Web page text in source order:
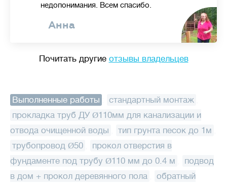
недопонимания. Всем спасибо.
Анна
Почитать другие отзывы владельцев
Выполненные работы стандартный монтаж
прокладка труб ДУ Ø110мм для канализации и
отвода очищенной воды
тип грунта песок до 1м
трубопровод Ø50
прокол отверстия в
фундаменте под трубу Ø110 мм до 0.4 м
подвод
в дом + прокол деревянного пола
обратный